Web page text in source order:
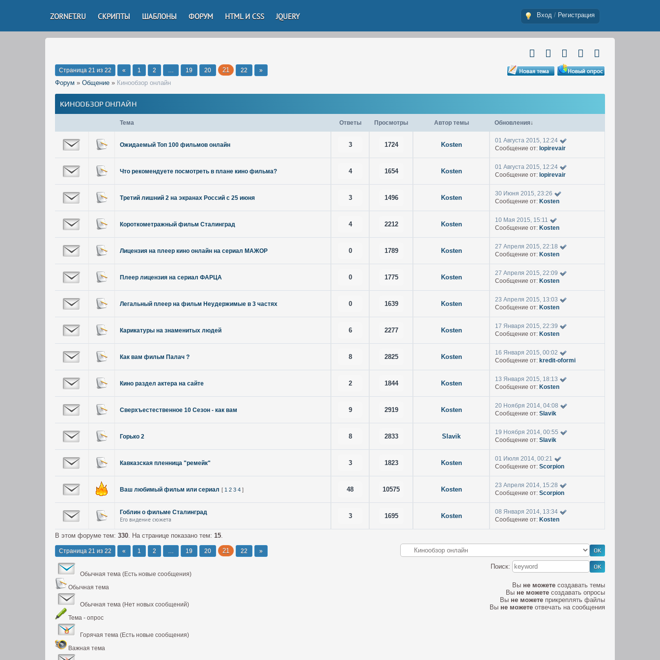
ZORNET.RU СКРИПТЫ ШАБЛОНЫ ФОРУМ HTML И CSS JQUERY Вход / Регистрация
Страница 21 из 22 « 1 2 … 19 20 21 22 »
Форум » Общение » Кинообзор онлайн
КИНООБЗОР ОНЛАЙН
Тема Ответы Просмотры Автор темы Обновления↓
Ожидаемый Топ 100 фильмов онлайн 3 1724 Kosten
01 Августа 2015, 12:24
Сообщение от: lopirevair
Что рекомендуете посмотреть в плане кино фильма? 4 1654 Kosten
01 Августа 2015, 12:24
Сообщение от: lopirevair
Третий лишний 2 на экранах Россий с 25 июня 3 1496 Kosten
30 Июня 2015, 23:26
Сообщение от: Kosten
Короткометражный фильм Сталинград 4 2212 Kosten
10 Мая 2015, 15:11
Сообщение от: Kosten
Лицензия на плеер кино онлайн на сериал МАЖОР 0 1789 Kosten
27 Апреля 2015, 22:18
Сообщение от: Kosten
Плеер лицензия на сериал ФАРЦА 0 1775 Kosten
27 Апреля 2015, 22:09
Сообщение от: Kosten
Легальный плеер на фильм Неудержимые в 3 частях 0 1639 Kosten
23 Апреля 2015, 13:03
Сообщение от: Kosten
Карикатуры на знаменитых людей 6 2277 Kosten
17 Января 2015, 22:39
Сообщение от: Kosten
Как вам фильм Палач ? 8 2825 Kosten
16 Января 2015, 00:02
Сообщение от: kredit-oformi
Кино раздел актера на сайте 2 1844 Kosten
13 Января 2015, 18:13
Сообщение от: Kosten
Сверхъестественное 10 Сезон - как вам 9 2919 Kosten
20 Ноября 2014, 04:08
Сообщение от: Slavik
Горько 2 8 2833 Slavik
19 Ноября 2014, 00:55
Сообщение от: Slavik
Кавказская пленница "ремейк" 3 1823 Kosten
01 Июля 2014, 00:21
Сообщение от: Scorpion
Ваш любимый фильм или сериал [ 1 2 3 4 ] 48 10575 Kosten
23 Апреля 2014, 15:28
Сообщение от: Scorpion
Гоблин о фильме Сталинград
Его видение сюжета 3 1695 Kosten
08 Января 2014, 13:34
Сообщение от: Kosten
В этом форуме тем: 330. На странице показано тем: 15.
Страница 21 из 22 « 1 2 … 19 20 21 22 »
Обычная тема (Есть новые сообщения)
Обычная тема
Обычная тема (Нет новых сообщений)
Тема - опрос
Горячая тема (Есть новые сообщения)
Важная тема
Поиск:
Вы не можете создавать темы
Вы не можете создавать опросы
Вы не можете прикреплять файлы
Вы не можете отвечать на сообщения